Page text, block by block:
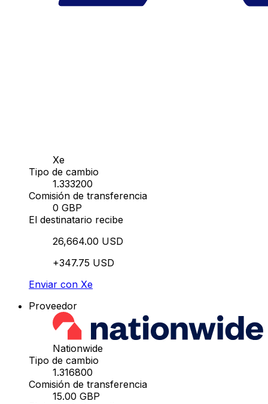
Xe
Tipo de cambio
1.333200
Comisión de transferencia
0 GBP
El destinatario recibe
26,664.00 USD
+347.75 USD
Enviar con Xe
Proveedor
Nationwide
Tipo de cambio
1.316800
Comisión de transferencia
15.00 GBP